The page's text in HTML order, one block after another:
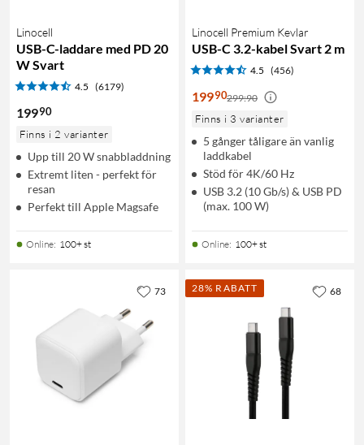
Linocell
USB-C-laddare med PD 20
W Svart
4.5 (6179)
19990
Finns i 2 varianter
Upp till 20 W snabbladdning
Extremt liten - perfekt för
resan
Perfekt till Apple Magsafe
Online: 100+ st
Linocell Premium Kevlar
USB-C 3.2-kabel Svart 2 m
4.5 (456)
19990299:90
Finns i 3 varianter
5 gånger tåligare än vanlig
laddkabel
Stöd för 4K/60 Hz
USB 3.2 (10 Gb/s) & USB PD
(max. 100 W)
Online: 100+ st
73 28% RABATT 68